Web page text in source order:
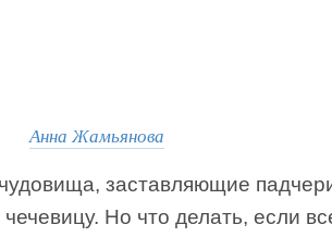
Анна Жамьянова
заставляющие
Но что делать, если